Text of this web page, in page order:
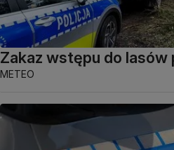
Zakaz wstępu do lasów
METEO